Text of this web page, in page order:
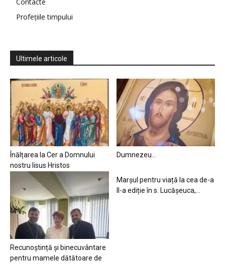
Profețiile timpului
Ultimele articole
Înălțarea la Cer a Domnului
nostru Iisus Hristos
Dumnezeu…
Recunoștință și binecuvântare
pentru mamele dătătoare de
Marșul pentru viață la cea de-a
II-a ediție în s. Lucășeuca,...